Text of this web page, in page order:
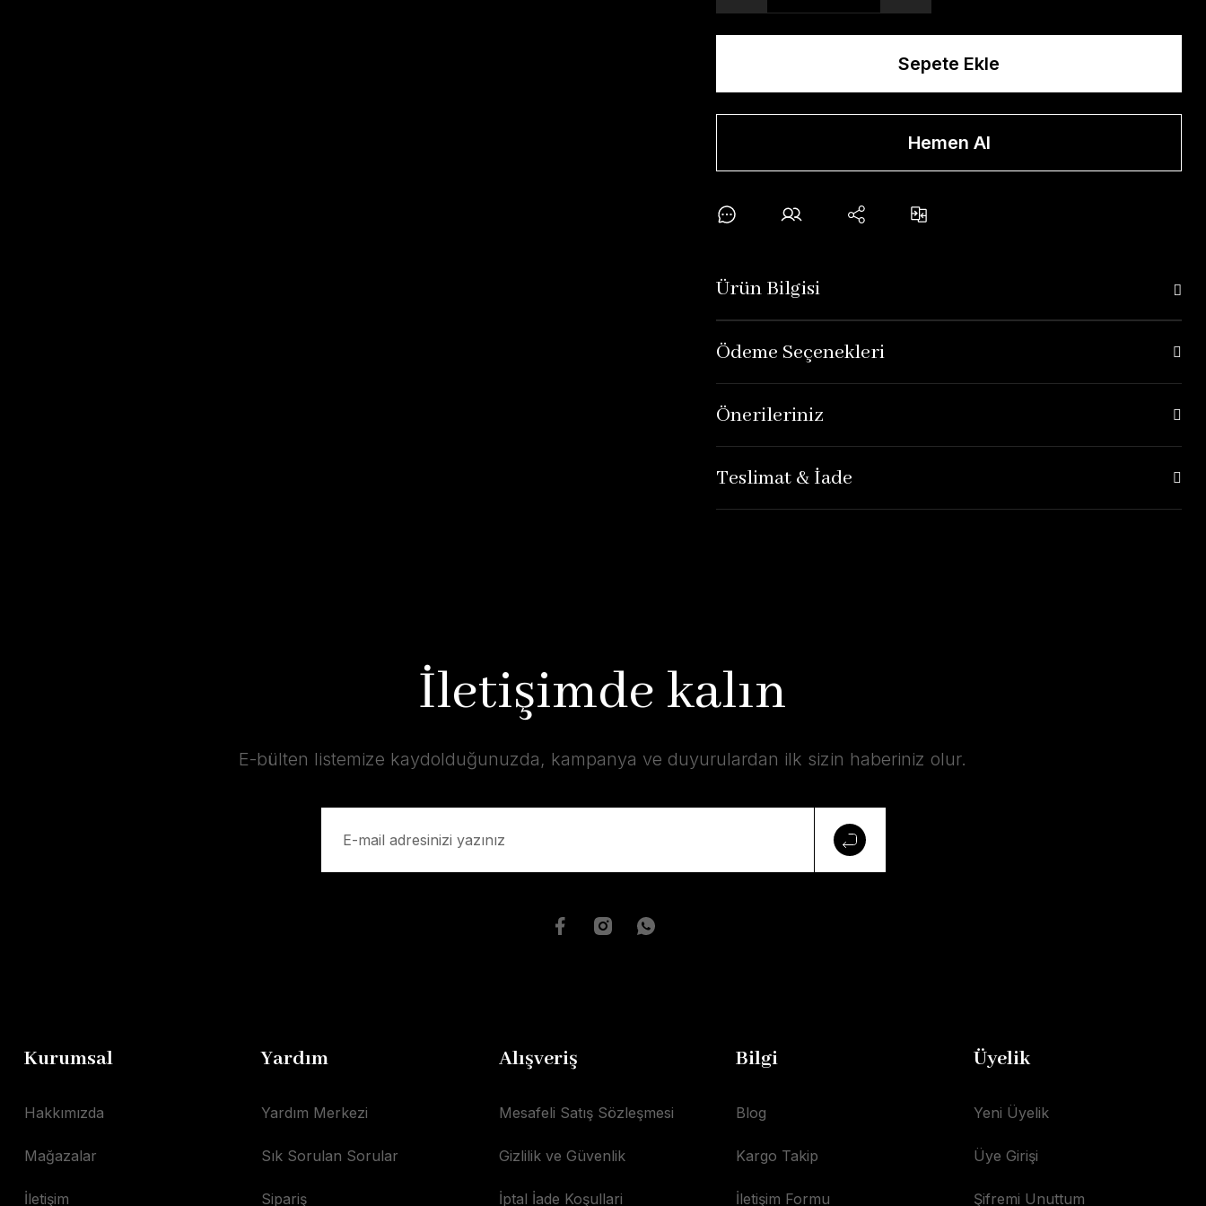
Sepete Ekle
Hemen Al
Ürün Bilgisi
Ödeme Seçenekleri
Önerileriniz
Teslimat & İade
İletişimde kalın
E-bülten listemize kaydolduğunuzda, kampanya ve duyurulardan ilk sizin haberiniz olur.
Kurumsal
Hakkımızda
Mağazalar
İletişim
Yardım
Yardım Merkezi
Sık Sorulan Sorular
Sipariş
Alışveriş
Mesafeli Satış Sözleşmesi
Gizlilik ve Güvenlik
İptal İade Koşullari
Bilgi
Blog
Kargo Takip
İletişim Formu
Üyelik
Yeni Üyelik
Üye Girişi
Şifremi Unuttum